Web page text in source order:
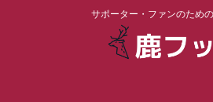
サポーター・ファンのため